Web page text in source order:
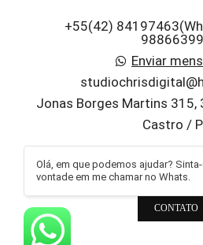
+55(42)
Enviar
Jonas Borges Martins 315,
Castro /
CONTATO
Olá, em que podemos ajudar?
vontade em me chamar no Whats.